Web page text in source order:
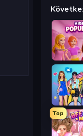
Top